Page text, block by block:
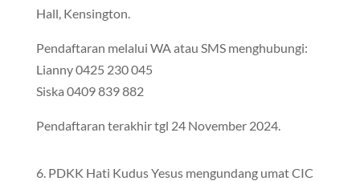
Hall, Kensington.
Pendaftaran melalui WA atau SMS menghubungi:
Lianny 0425 230 045
Siska 0409 839 882
Pendaftaran terakhir tgl 24 November 2024.
6. PDKK Hati Kudus Yesus mengundang umat CIC